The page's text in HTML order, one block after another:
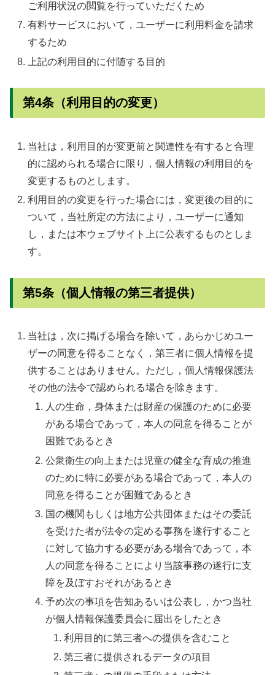
ご利用状況の閲覧を行っていただくため
有料サービスにおいて，ユーザーに利用料金を請求
するため
上記の利用目的に付随する目的
第4条（利用目的の変更）
当社は，利用目的が変更前と関連性を有すると合理
的に認められる場合に限り，個人情報の利用目的を
変更するものとします。
利用目的の変更を行った場合には，変更後の目的に
ついて，当社所定の方法により，ユーザーに通知
し，または本ウェブサイト上に公表するものとしま
す。
第5条（個人情報の第三者提供）
当社は，次に掲げる場合を除いて，あらかじめユー
ザーの同意を得ることなく，第三者に個人情報を提
供することはありません。ただし，個人情報保護法
その他の法令で認められる場合を除きます。
人の生命，身体または財産の保護のために必要
がある場合であって，本人の同意を得ることが
困難であるとき
公衆衛生の向上または児童の健全な育成の推進
のために特に必要がある場合であって，本人の
同意を得ることが困難であるとき
国の機関もしくは地方公共団体またはその委託
を受けた者が法令の定める事務を遂行すること
に対して協力する必要がある場合であって，本
人の同意を得ることにより当該事務の遂行に支
障を及ぼすおそれがあるとき
予め次の事項を告知あるいは公表し，かつ当社
が個人情報保護委員会に届出をしたとき
利用目的に第三者への提供を含むこと
第三者に提供されるデータの項目